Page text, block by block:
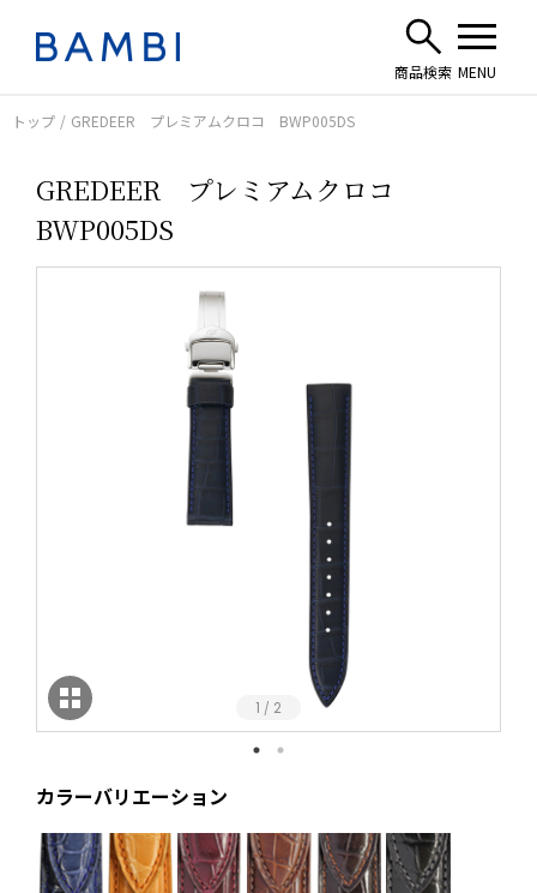
トップ GREDEER プレミアムクロコ BWP005DS
GREDEER プレミアムクロコ
BWP005DS
1 / 2
カラーバリエーション